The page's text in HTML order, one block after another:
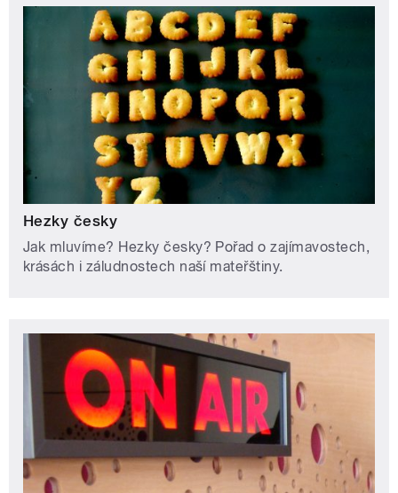
Hezky česky
Jak mluvíme? Hezky česky? Pořad o zajímavostech,
krásách i záludnostech naší mateřštiny.